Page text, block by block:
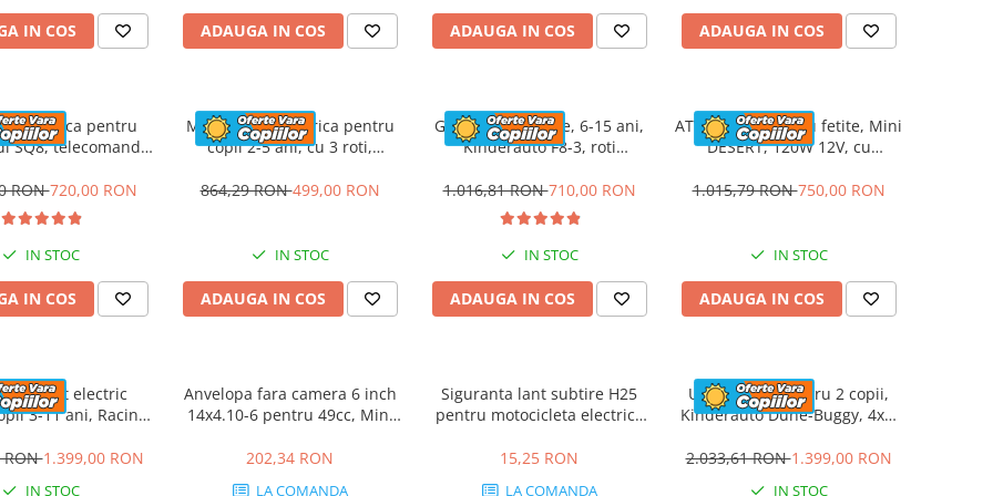
IN COS ADAUGA IN COS ADAUGA IN COS ADAUGA IN COS
electrica pentru
SQ8, telecomanda
standard, gri
RON720,00 RON
IN STOC
IN COS
Motocicleta electrica pentru
copii 2-5 ani, cu 3 roti,
12V 7Ah, Roz
864,29 RON499,00 RON
IN STOC
ADAUGA IN COS
GO Kart cu pedale, 6-15 ani,
Kinderauto F8-3, roti
1.016,81 RON710,00 RON
IN STOC
ADAUGA IN COS
ATV electric pentru fetite, Mini
DESERT, 120W 12V, cu
player, bluetooth, roz
1.015,79 RON750,00 RON
IN STOC
ADAUGA IN COS
- Kart electric
3-11 ani, Racing
drift, galben
RON1.399,00 RON
IN STOC
Anvelopa fara camera 6 inch
14x4.10-6 pentru 49cc, Mini
202,34 RON
LA COMANDA
Siguranta lant subtire H25
pentru motocicleta electrica
15,25 RON
LA COMANDA
UTV electric pentru 2 copii,
Kinderauto Dune-Buggy, 4x4,
2.033,61 RON1.399,00 RON
IN STOC